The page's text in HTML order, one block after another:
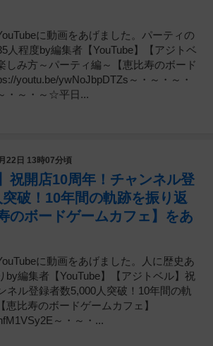
に動画をあげました。パーティの
人程度by編集者【YouTube】【アジトベ
しみ方～パーティ編～【恵比寿のボード
youtu.be/ywNoJbpDTZs～・～・～・
・～・～☆平日...
22日 13時07分頃
祝開店10周年！チャンネル登
破！10年間の軌跡を振り返
のボードゲームカフェ】をあ
に動画をあげました。人に歴史あ
by編集者【YouTube】【アジトベル】祝
ネル登録者数5,000人突破！10年間の軌
恵比寿のボードゲームカフェ】
～・～・...